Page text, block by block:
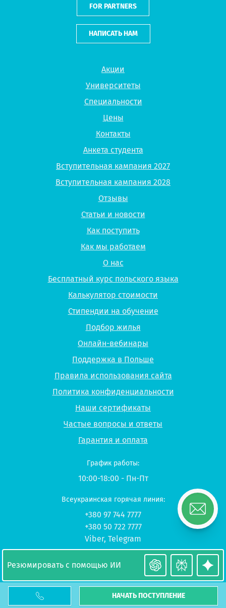
НАЧАТЬ ПОСТУПЛЕНИЕ
Акции
Университеты
Специальности
Цены
Контакты
Анкета студента
Вступительная кампания 2027
Вступительная кампания 2028
Отзывы
Статьи и новости
Как поступить
Как мы работаем
О нас
Бесплатный курс польского языка
Калькулятор стоимости
Стипендии на обучение
Подбор жилья
Онлайн-вебинары
Поддержка в Польше
Правила использования сайта
Политика конфиденциальности
Наши сертификаты
Частые вопросы и ответы
Гарантия и оплата
FOR PARTNERS
НАПИСАТЬ НАМ
© 2026 UP-STUDY «Учеба в Польше»
График работы:
10:00-18:00 - Пн-Пт
Всеукраинская горячая линия:
+380 97 744 7777
+380 50 722 7777
Viber, Telegram
Резюмировать с помощью ИИ